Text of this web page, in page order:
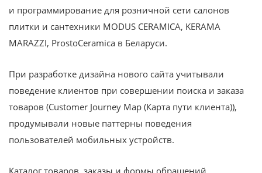
и программирование для розничной сети салонов
плитки и сантехники MODUS CERAMICA, KERAMA
MARAZZI, ProstoCeramica в Беларуси.
При разработке дизайна нового сайта учитывали
поведение клиентов при совершении поиска и заказа
товаров (Customer Journey Map (Карта пути клиента)),
продумывали новые паттерны поведения
пользователей мобильных устройств.
Каталог товаров, заказы и формы обращений